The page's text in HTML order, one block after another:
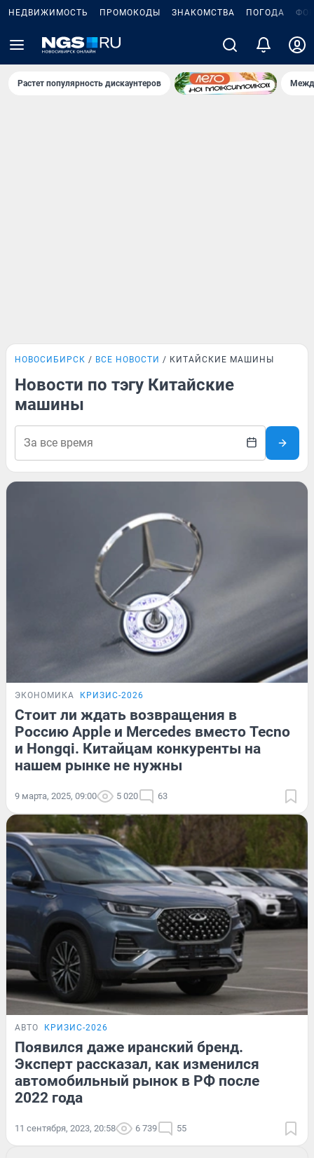
НЕДВИЖИМОСТЬ ПРОМОКОДЫ ЗНАКОМСТВА ПОГОДА
Растет популярность дискаунтеров
НОВОСИБИРСК ВСЕ НОВОСТИ КИТАЙСКИЕ МАШИНЫ
Новости по тэгу Китайские
машины
ЭКОНОМИКА КРИЗИС-2026
Стоит ли ждать возвращения в
Россию Apple и Mercedes вместо Tecno
и Hongqi. Китайцам конкуренты на
нашем рынке не нужны
9 марта, 2025, 09:00 5 020 63
АВТО КРИЗИС-2026
Появился даже иранский бренд.
Эксперт рассказал, как изменился
автомобильный рынок в РФ после
2022 года
11 сентября, 2023, 20:58 6 739 55